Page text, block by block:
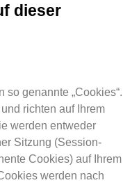
dieser
so genannte „Cookies“.
richten auf Ihrem
werden entweder
Sitzung (Session-
Cookies) auf Ihrem
werden nach